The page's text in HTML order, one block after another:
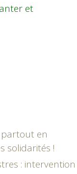
et
en
solidarités !
: intervention